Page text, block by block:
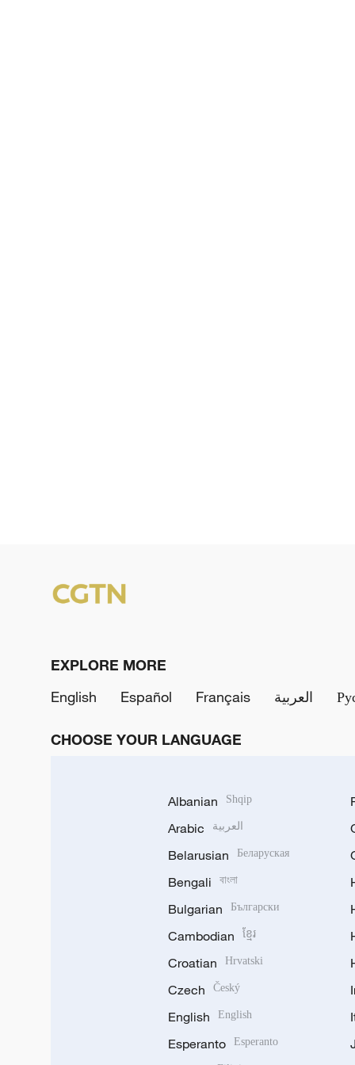
EXPLORE MORE
English
Español Français العربية
CHOOSE YOUR LANGUAGE
Albanian Shqip
Arabic العربية
Belarusian Беларуская
Bengali বাংলা
Bulgarian Български
Cambodian ខ្មែរ
Croatian Hrvatski
Czech Český
English English
Esperanto Esperanto